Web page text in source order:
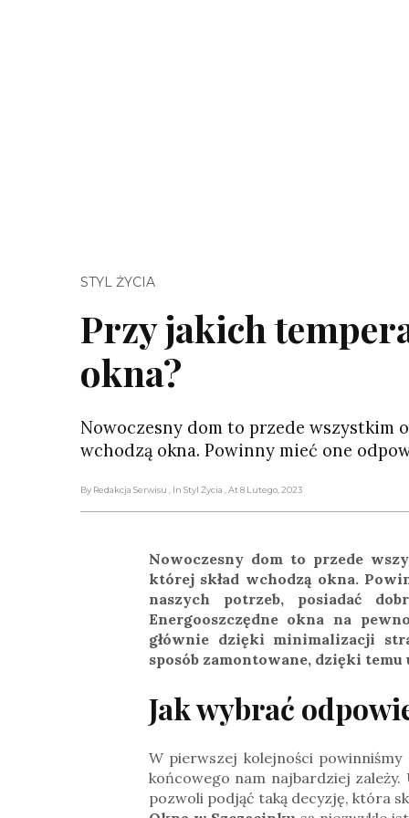
STYL ŻYCIA
Przy jakich
okna?
Nowoczesny dom to przede wszystkim
wchodzą okna. Powinny mieć one
By Redakcja Serwisu , In Styl Życia , At 8 Lutego, 2023
Nowoczesny dom to przede
której skład wchodzą okna.
naszych potrzeb, posiadać
Energooszczędne okna na
głównie dzięki minimalizacji
sposób zamontowane, dzięki
Jak wybrać
W pierwszej kolejności powinniśmy
końcowego nam najbardziej
pozwoli podjąć taką decyzję, która